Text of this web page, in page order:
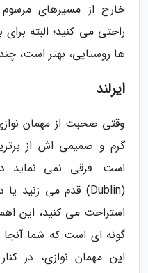
خارج از مسیرهای
راحتی می کنید؛ البته برای
ها روستایی، بهتر است،
ایرلند
وقتی صحبت از مهمان
گرم و صمیمی اش از
است. فرقی نمی نماید
استراحت می کنید، این
گونه ای است که شما آنجا
این مهمان نوازی، در